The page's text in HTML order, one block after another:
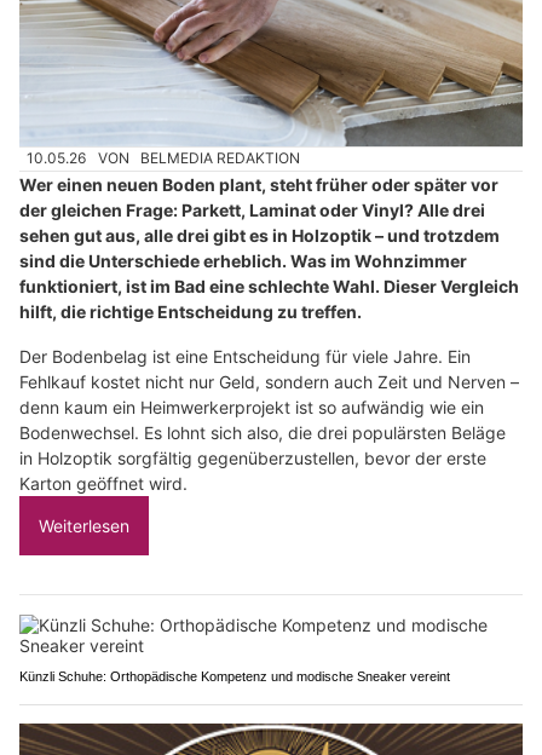
10.05.26 VON BELMEDIA REDAKTION
Wer einen neuen Boden plant, steht früher oder später vor
der gleichen Frage: Parkett, Laminat oder Vinyl? Alle drei
sehen gut aus, alle drei gibt es in Holzoptik – und trotzdem
sind die Unterschiede erheblich. Was im Wohnzimmer
funktioniert, ist im Bad eine schlechte Wahl. Dieser Vergleich
hilft, die richtige Entscheidung zu treffen.
Der Bodenbelag ist eine Entscheidung für viele Jahre. Ein
Fehlkauf kostet nicht nur Geld, sondern auch Zeit und Nerven –
denn kaum ein Heimwerkerprojekt ist so aufwändig wie ein
Bodenwechsel. Es lohnt sich also, die drei populärsten Beläge
in Holzoptik sorgfältig gegenüberzustellen, bevor der erste
Karton geöffnet wird.
Weiterlesen
Künzli Schuhe: Orthopädische Kompetenz und modische Sneaker vereint